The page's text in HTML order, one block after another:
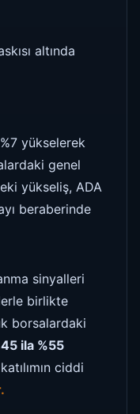
altında
yükselerek
genel
yükseliş, ADA
beraberinde
sinyalleri
birlikte
borsalardaki
ila %55
ciddi